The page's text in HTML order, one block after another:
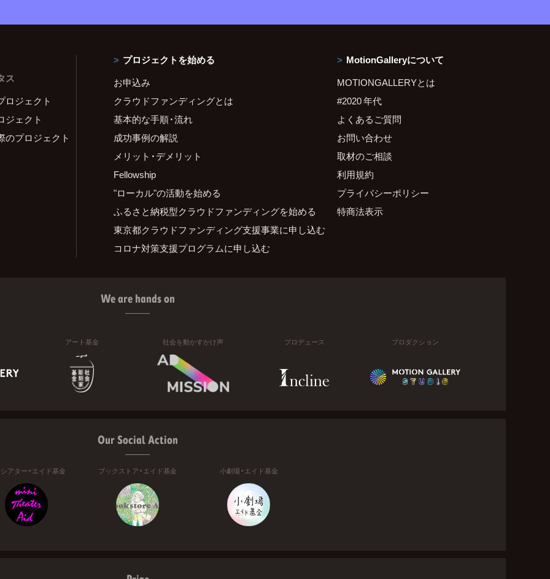
ス
ロジェクト
ジェクト
のプロジェクト
プロジェクトを始める
お申込み
クラウドファンディングとは
基本的な手順・流れ
成功事例の解説
メリット・デメリット
Fellowship
"ローカル"の活動を始める
ふるさと納税型クラウドファンディングを始める
東京都クラウドファンディング支援事業に申し込む
コロナ対策支援プログラムに申し込む
MotionGalleryについて
MOTIONGALLERYとは
#2020 年代
よくあるご質問
お問い合わせ
取材のご相談
利用規約
プライバシーポリシー
特商法表示
We are hands on
アート基金 社会を動かすかけ声 プロデュース プロダクション
Our Social Action
アター・エイド基金 ブックストア・エイド基金 小劇場・エイド基金